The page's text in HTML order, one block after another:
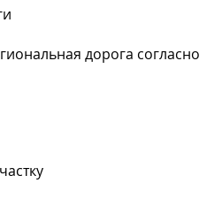
дорога согласно